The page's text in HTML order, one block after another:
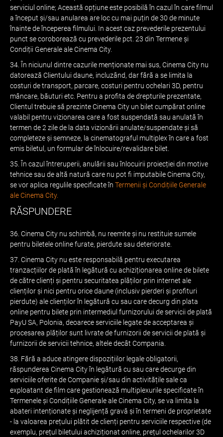
serviciul online; Această opțiune este posibilă în cazul în care filmul
a început și/sau anularea are loc cu mai puțin de 30 de minute
înainte de începerea filmului. In acest caz prevederile prezentului
punct se coroborează cu prevederile pct. 23 din Termene și
Condiții Generale ale Cinema City.
34. În niciunul dintre cazurile menționate mai sus, Cinema City nu
datorează Clientului daune, incluzând, dar fără a se limita la
costuri de transport, parcare, costuri pentru ochelari 3D, pentru
mâncare, băuturi etc. Pentru a profita de drepturile prezentate,
Clientul trebuie să prezinte Cinema City un bilet cumpărat online
valabil pentru vizionarea care a fost suspendată sau anulată în
termen de 2 zile de la data vizionării anulate/suspendate și să
completeze și semneze, la cinematograful multiplex în care a fost
emis biletul, un formular de înlocuire/revalidare bilet.
35. În cazul întreruperii, anulării sau înlocuirii proiecției din motive
tehnice sau de altă natură care nu pot fi imputabile Cinema City,
se vor aplica regulile specificate în Termenii și Condițiile Generale
ale Cinema City.
RĂSPUNDERE
36. Cinema City nu schimbă, nu reemite și nu restituie sumele
pentru biletele online furate, pierdute sau deteriorate.
37. Cinema City nu este responsabilă pentru executarea
tranzacțiilor de plată în legătură cu achiziționarea online de bilete
de către clienți și pentru securitatea plăților prin internet ale
clienților și nici pentru orice daune (inclusiv pierderi și profituri
pierdute) ale clienților în legătură cu sau care decurg din plata
online pentru bilete prin intermediul furnizorului de servicii de plată
PayU SA, Polonia, deoarece serviciile legate de acceptarea și
procesarea plăților sunt livrate de furnizorii de servicii de plată și
furnizorii de servicii tehnice, altele decât Compania.
38. Fără a aduce atingere dispozițiilor legale obligatorii,
răspunderea Cinema City în legătură cu sau care decurge din
serviciile oferite de Companie și/sau din activitățile sale ca
exploatant de film care gestionează multiplexurile specificate în
Termenele și Condițiile Generale ale Cinema City, se va limita la
abateri intenționate și neglijență gravă și în termeni de proprietate
- la valoarea prețului plătit de clienți pentru serviciile respective (de
exemplu, prețul biletului achiziționat online, prețul ochelarilor 3D